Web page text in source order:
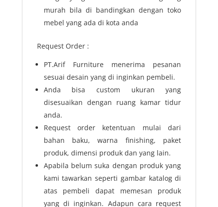
murah bila di bandingkan dengan toko
mebel yang ada di kota anda
Request Order :
PT.Arif Furniture menerima pesanan
sesuai desain yang di inginkan pembeli.
Anda bisa custom ukuran yang
disesuaikan dengan ruang kamar tidur
anda.
Request order ketentuan mulai dari
bahan baku, warna finishing, paket
produk, dimensi produk dan yang lain.
Apabila belum suka dengan produk yang
kami tawarkan seperti gambar katalog di
atas pembeli dapat memesan produk
yang di inginkan. Adapun cara request